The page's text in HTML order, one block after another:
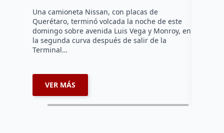
Una camioneta Nissan, con placas de
Querétaro, terminó volcada la noche de este
domingo sobre avenida Luis Vega y Monroy, en
la segunda curva después de salir de la
Terminal…
VER MÁS